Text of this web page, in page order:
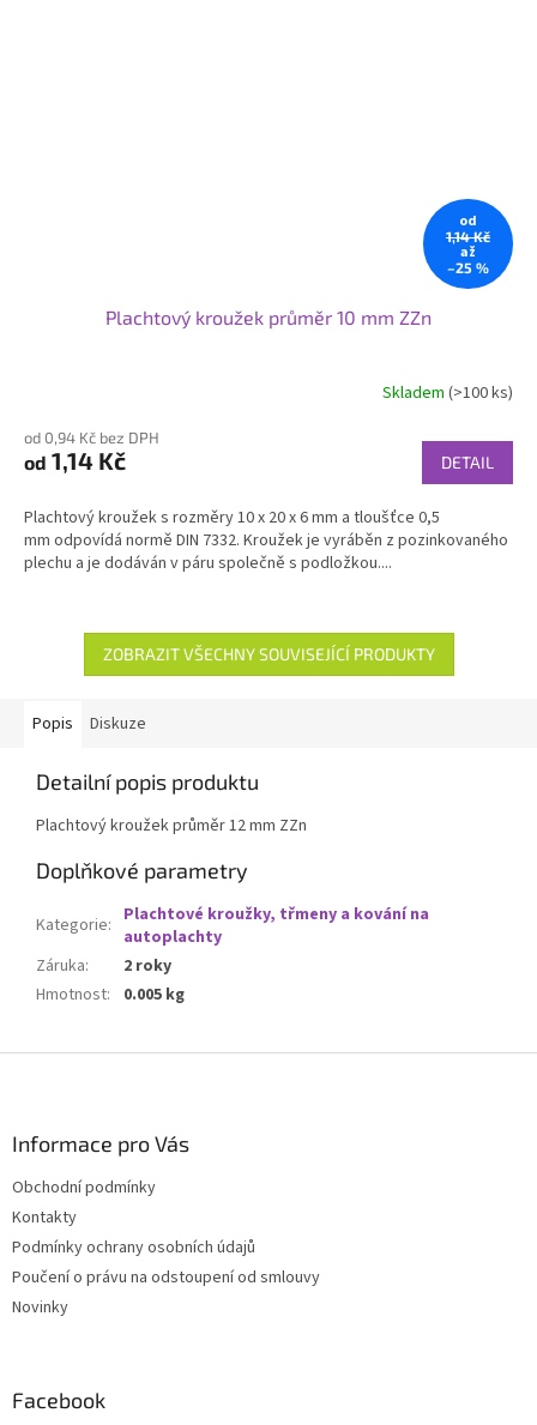
od
1,14 Kč
až
–25 %
Plachtový kroužek průměr 10 mm ZZn
Skladem (>100 ks)
od 0,94 Kč bez DPH
od 1,14 Kč DETAIL
Plachtový kroužek s rozměry 10 x 20 x 6 mm a tloušťce 0,5
mm odpovídá normě DIN 7332. Kroužek je vyráběn z pozinkovaného
plechu a je dodáván v páru společně s podložkou....
ZOBRAZIT VŠECHNY SOUVISEJÍCÍ PRODUKTY
Popis Diskuze
Detailní popis produktu
Plachtový kroužek průměr 12 mm ZZn
Doplňkové parametry
Kategorie: Plachtové kroužky, třmeny a kování na
autoplachty
Záruka:
2 roky
Hmotnost: 0.005 kg
Informace pro Vás
Obchodní podmínky
Kontakty
Podmínky ochrany osobních údajů
Poučení o právu na odstoupení od smlouvy
Novinky
Facebook